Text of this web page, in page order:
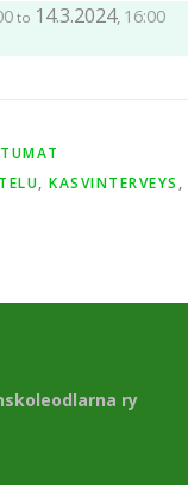
to 14.3.2024, 16:00
, KASVINTERVEYS ,
ry